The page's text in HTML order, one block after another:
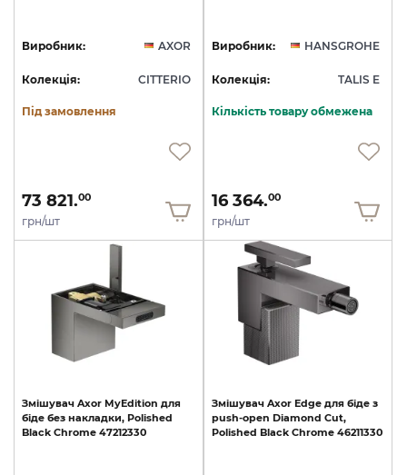
Виробник: AXOR
Колекція: CITTERIO
Під замовлення
73 821.00
грн/шт
Виробник: HANSGROHE
Колекція: TALIS E
Кількість товару обмежена
16 364.00
грн/шт
Змішувач Axor MyEdition для
біде без накладки, Polished
Black Chrome 47212330
Змішувач Axor Edge для біде з
push-open Diamond Cut,
Polished Black Chrome 46211330